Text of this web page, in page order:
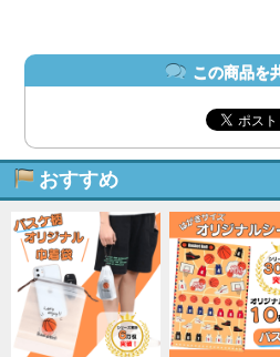
この商品を
おすすめ